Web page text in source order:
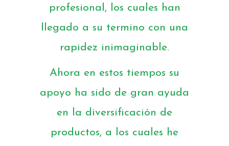
profesional, los cuales han
llegado a su termino con una
rapidez inimaginable.
Ahora en estos tiempos su
apoyo ha sido de gran ayuda
en la diversificación de
productos, a los cuales he